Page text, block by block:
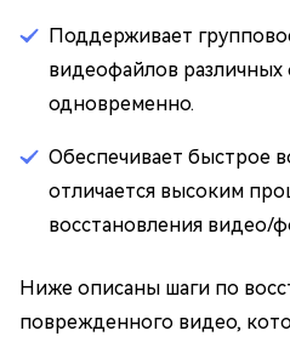
Поддерживает
видеофайлов
одновременно.
Обеспечивает быстрое
отличается высоким
восстановления видео/
Ниже описаны шаги по
поврежденного видео,